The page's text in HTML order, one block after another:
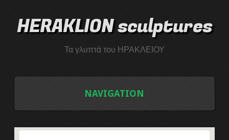
HERAKLION sculptures
Τα γλυπτά του ΗΡΑΚΛΕΙΟΥ
NAVIGATION